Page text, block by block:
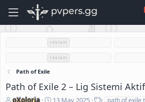
reklam
reklam
Path of Exile
Path of Exile 2 – Lig Sistemi
K
oXoloria
B13 May 2025 path of exile